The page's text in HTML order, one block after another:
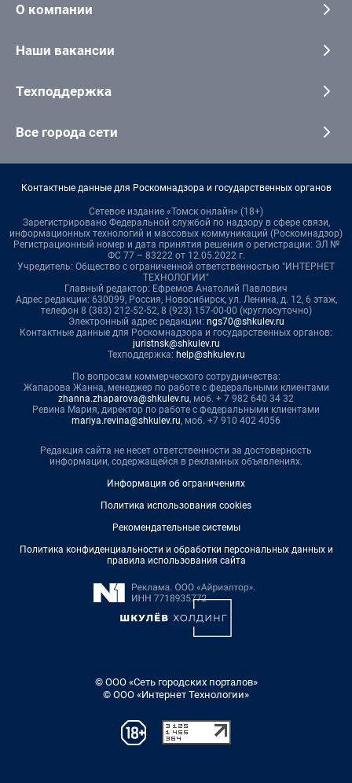
О компании
Наши вакансии
Техподдержка
Все города сети
Контактные данные для Роскомнадзора и государственных органов
Сетевое издание «Томск онлайн» (18+)
Зарегистрировано Федеральной службой по надзору в сфере связи,
информационных технологий и массовых коммуникаций (Роскомнадзор)
Регистрационный номер и дата принятия решения о регистрации: ЭЛ №
ФС 77 – 83222 от 12.05.2022 г.
Учредитель: Общество с ограниченной ответственностью "ИНТЕРНЕТ
ТЕХНОЛОГИИ"
Главный редактор: Ефремов Анатолий Павлович
Адрес редакции: 630099, Россия, Новосибирск, ул. Ленина, д. 12, 6 этаж,
телефон 8 (383) 212-52-52, 8 (923) 157-00-00 (круглосуточно)
Электронный адрес редакции: ngs70@shkulev.ru
Контактные данные для Роскомнадзора и государственных органов:
juristnsk@shkulev.ru
Техподдержка: help@shkulev.ru
По вопросам коммерческого сотрудничества:
Жапарова Жанна, менеджер по работе с федеральными клиентами
zhanna.zhaparova@shkulev.ru, моб. + 7 982 640 34 32
Ревина Мария, директор по работе с федеральными клиентами
mariya.revina@shkulev.ru, моб. +7 910 402 4056
Редакция сайта не несет ответственности за достоверность
информации, содержащейся в рекламных объявлениях.
Информация об ограничениях
Политика использования cookies
Рекомендательные системы
Политика конфиденциальности и обработки персональных данных и
правила использования сайта
© ООО «Сеть городских порталов»
© ООО «Интернет Технологии»